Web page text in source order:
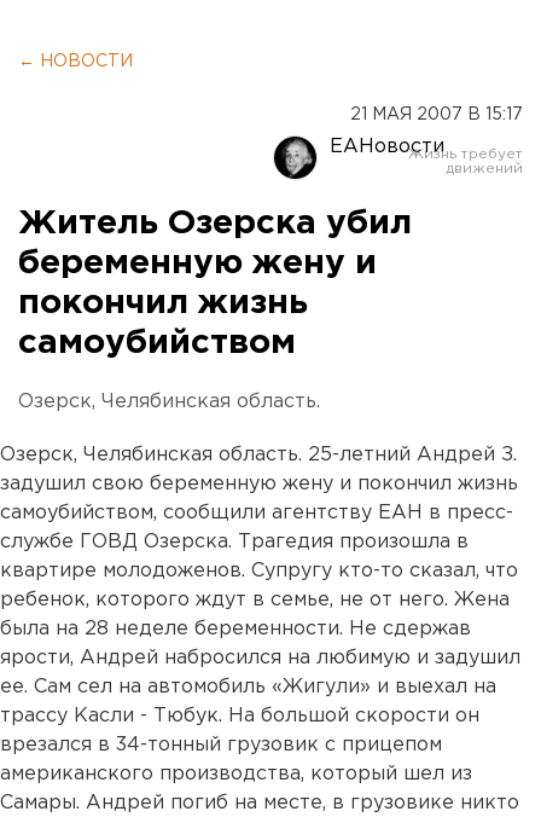
← НОВОСТИ
21 МАЯ 2007 В 15:17
ЕАНовости
Житель Озерска убил
беременную жену и
покончил жизнь
самоубийством
Озерск, Челябинская область.
Озерск, Челябинская область. 25-летний Андрей З.
задушил свою беременную жену и покончил жизнь
самоубийством, сообщили агентству ЕАН в пресс-
службе ГОВД Озерска. Трагедия произошла в
квартире молодоженов. Супругу кто-то сказал, что
ребенок, которого ждут в семье, не от него. Жена
была на 28 неделе беременности. Не сдержав
ярости, Андрей набросился на любимую и задушил
ее. Сам сел на автомобиль «Жигули» и выехал на
трассу Касли - Тюбук. На большой скорости он
врезался в 34-тонный грузовик с прицепом
американского производства, который шел из
Самары. Андрей погиб на месте, в грузовике никто